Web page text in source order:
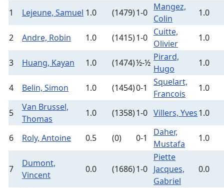
1 Lejeune, Samuel 1.0 (1479)1-0
Mangez,
Colin
1.0
2 Andre, Robin 1.0 (1415)1-0
Cuitte,
Olivier
1.0
3 Huang, Kayan 1.0 (1474)½-½
Pirard,
Hugo
1.0
4 Belin, Simon 1.0 (1454)0-1
Squelart,
Francois
1.0
5
Van Brussel,
Thomas
1.0 (1358)1-0 Villers, Yves1.0
6 Roly, Antoine 0.5 (0) 0-1
Daher,
Mustafa
1.0
7
Dumont,
Vincent
0.0 (1686)1-0
Piette
Jacques,
Gabriel
0.0